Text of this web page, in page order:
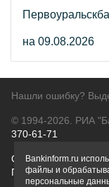
на 09.08.2026
Нашли ошибку?
© 1994-2026. РИА
370-61-71
О проектеПолитика
Правовая
Bankinform.ru
файлы и
персональные